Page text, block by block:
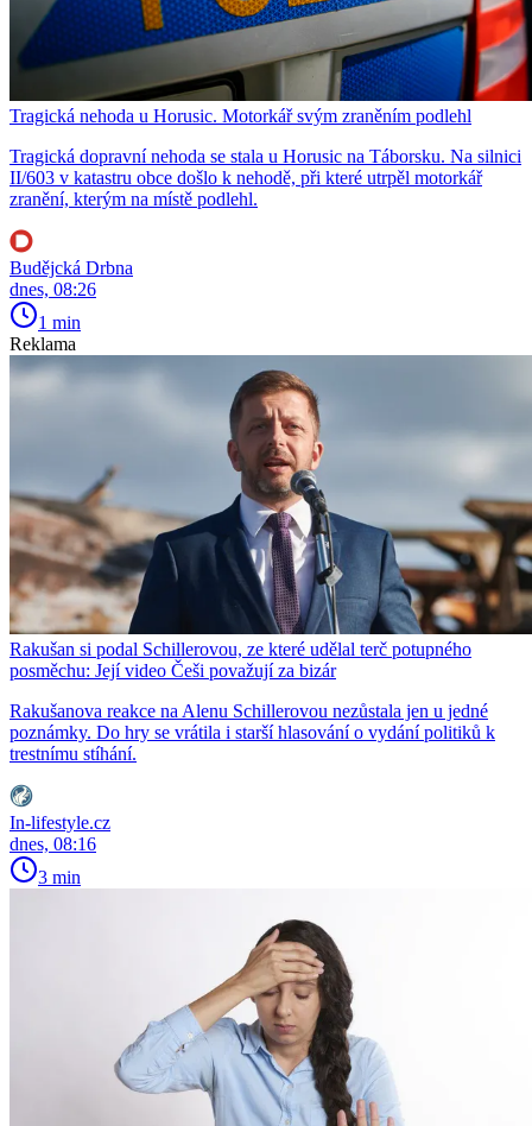
Tragická nehoda u Horusic. Motorkář svým zraněním podlehl
Tragická dopravní nehoda se stala u Horusic na Táborsku. Na silnici
II/603 v katastru obce došlo k nehodě, při které utrpěl motorkář
zranění, kterým na místě podlehl.
Budějcká Drbna
dnes, 08:26
1 min
Reklama
Rakušan si podal Schillerovou, ze které udělal terč potupného
posměchu: Její video Češi považují za bizár
Rakušanova reakce na Alenu Schillerovou nezůstala jen u jedné
poznámky. Do hry se vrátila i starší hlasování o vydání politiků k
trestnímu stíhání.
In-lifestyle.cz
dnes, 08:16
3 min